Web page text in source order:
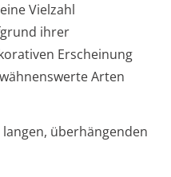
Vielzahl
ihrer
Erscheinung
Arten
langen, überhängenden